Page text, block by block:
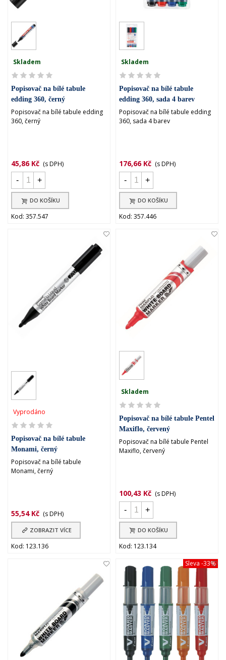
Skladem
Popisovač na bílé tabule
edding 360, černý
Popisovač na bílé tabule edding
360, černý
45,86 Kč (s DPH)
-
+
DO KOŠÍKU
Kod: 357.547
Skladem
Popisovač na bílé tabule
edding 360, sada 4 barev
Popisovač na bílé tabule edding
360, sada 4 barev
176,66 Kč (s DPH)
-
+
DO KOŠÍKU
Kod: 357.446
Vyprodáno
Popisovač na bílé tabule
Monami, černý
Popisovač na bílé tabule
Monami, černý
55,54 Kč (s DPH)
ZOBRAZIT VÍCE
Kod: 123.136
Skladem
Popisovač na bílé tabule Pentel
Maxiflo, červený
Popisovač na bílé tabule Pentel
Maxiflo, červený
100,43 Kč (s DPH)
-
+
DO KOŠÍKU
Kod: 123.134
Sleva -33%